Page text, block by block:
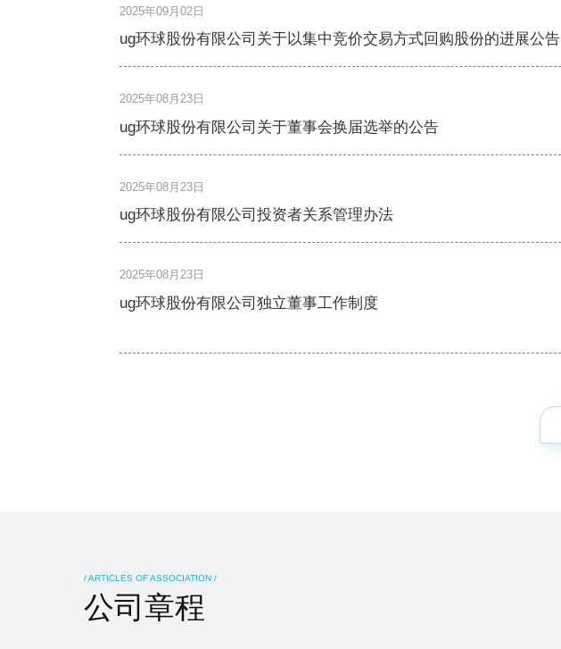
2025年09月02日
ug环球股份有限公司关于以集中竞价交易方式回购股份的进展公告
2025年08月23日
ug环球股份有限公司关于董事会换届选举的公告
2025年08月23日
ug环球股份有限公司投资者关系管理办法
2025年08月23日
ug环球股份有限公司独立董事工作制度
/ ARTICLES OF ASSOCIATION /
公司章程